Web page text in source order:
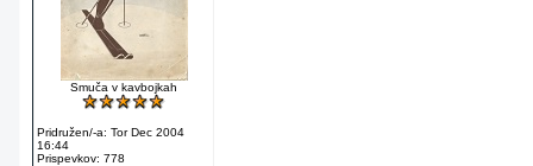
Smuča v kavbojkah
Pridružen/-a: Tor Dec 2004
16:44
Prispevkov: 778